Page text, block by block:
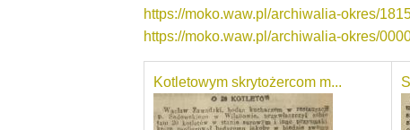
https://moko.waw.pl/archiwalia-okres/
https://moko.waw.pl/archiwalia-okres/
Kotletowym skrytożercom m...